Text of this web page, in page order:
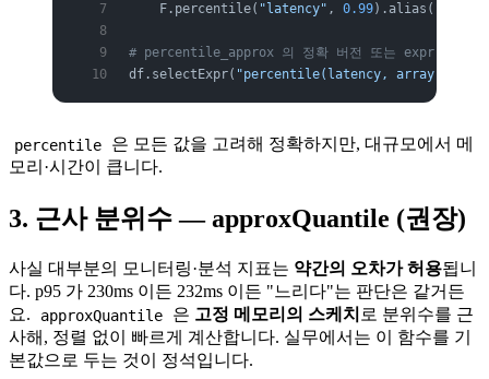
    F.percentile(
"latency" , 0.99).alias(
# percentile_approx 의 정확 버전 또는 expr
df.selectExpr( "percentile(latency, array(0.5,
percentile
은 모든 값을 고려해 정확하지만, 대규모에서 메
모리·시간이 큽니다.
3. 근사 분위수 — approxQuantile (권장)
사실 대부분의 모니터링·분석 지표는 약간의 오차가 허용됩니
다. p95 가 230ms 이든 232ms 이든 "느리다"는 판단은 같거든
요.
approxQuantile 은 고정 메모리의 스케치 로 분위수를 근
사해, 정렬 없이 빠르게 계산합니다. 실무에서는 이 함수를 기
본값으로 두는 것이 정석입니다.